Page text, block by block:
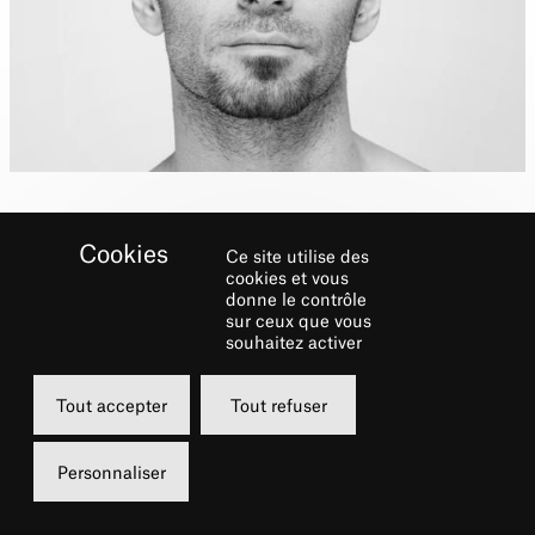
Biographie
Interprétation : extraits de
son solo Pulse(s), basé sur
les danses traditionnelles
du Maghreb
Ce site utilise des
cookies et vous
donne le contrôle
sur ceux que vous
souhaitez activer
Tout accepter Tout refuser
Personnaliser